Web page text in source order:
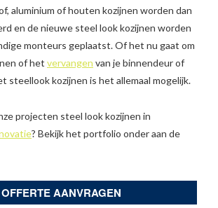
aluminium of houten kozijnen worden dan
en de nieuwe steel look kozijnen worden
monteurs geplaatst. Of het nu gaat om
of het vervangen van je binnendeur of
steellook kozijnen is het allemaal mogelijk.
projecten steel look kozijnen in
? Bekijk het portfolio onder aan de
OFFERTE AANVRAGEN